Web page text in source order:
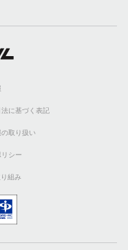
に基づく表記
取り扱い
リシー
り組み